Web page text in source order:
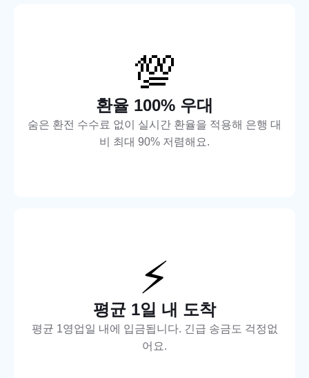
💯
환율 100% 우대
숨은 환전 수수료 없이 실시간 환율을 적용해 은행 대
비 최대 90% 저렴해요.
⚡
평균 1일 내 도착
평균 1영업일 내에 입금됩니다. 긴급 송금도 걱정없
어요.